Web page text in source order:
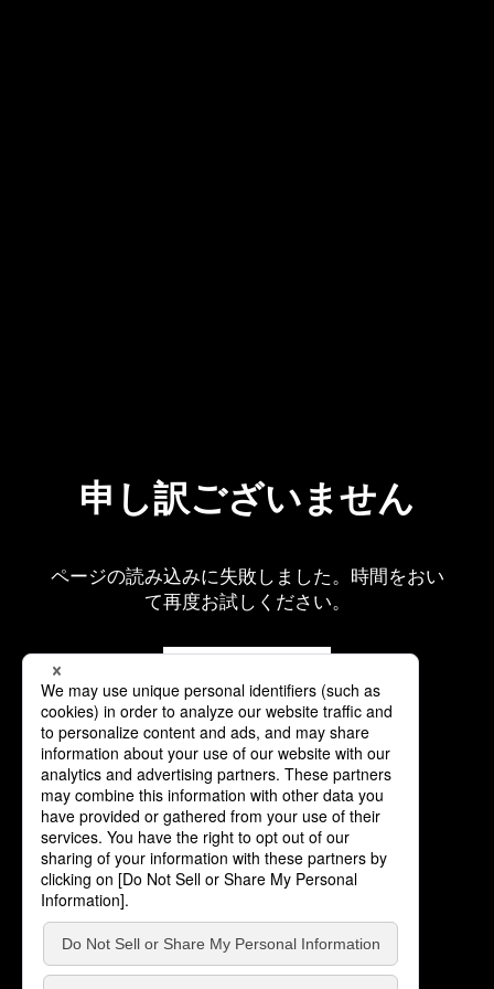
申し訳ございません
ページの読み込みに失敗しました。時間をおい
て再度お試しください。